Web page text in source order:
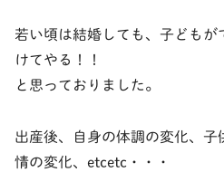
若い頃は結婚しても、子ども
けてやる！！
と思っておりました。
出産後、自身の体調の変化、
情の変化、etcetc・・・